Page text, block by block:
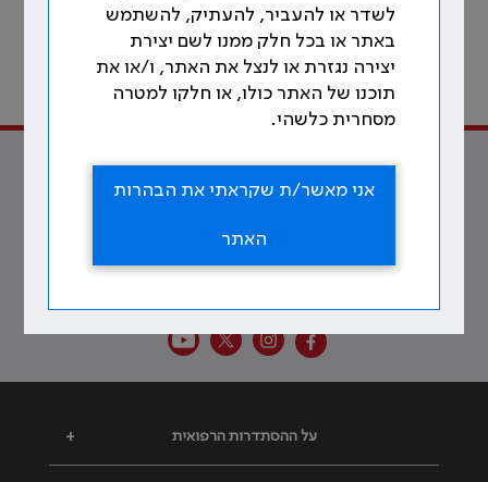
לתוכן עניינים
102
לשדר או להעביר, להעתיק, להשתמש
באתר או בכל חלק ממנו לשם יצירת
יצירה נגזרת או לנצל את האתר, ו/או את
תוכנו של האתר כולו, או חלקו למטרה
מסחרית כלשהי.
אני מאשר/ת שקראתי את הבהרות
האתר
למען הרופאות והרופאים ולטובת
+ על ההסתדרות הרפואית